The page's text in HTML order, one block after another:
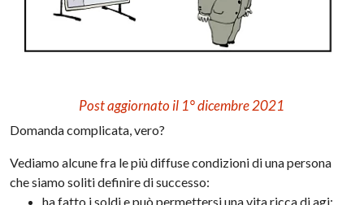
Post aggiornato il 1° dicembre 2021
Domanda complicata, vero?
Vediamo alcune fra le più diffuse condizioni di una persona
che siamo soliti definire di successo:
ha fatto i soldi e può permettersi una vita ricca di agi;